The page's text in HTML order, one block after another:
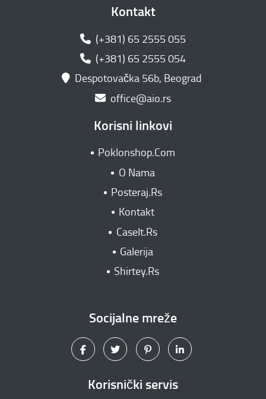
Kontakt
(+381) 65 2555 055
(+381) 65 2555 054
Despotovačka 56b, Beograd
office@aio.rs
Korisni linkovi
Poklonshop.Com
O Nama
Posteraj.Rs
Kontakt
CaseIt.Rs
Galerija
Shirtey.Rs
Socijalne mreže
Korisnički servis